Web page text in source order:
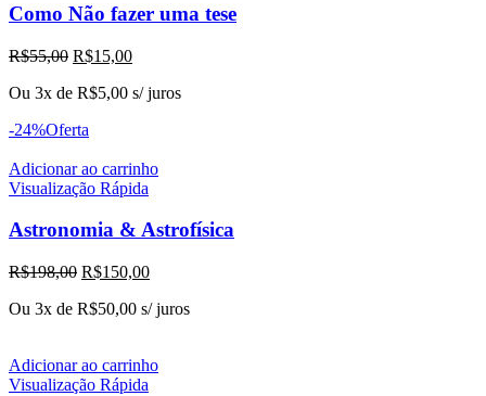
Como Não fazer uma tese
R$55,00 O
original
R$55,00.
R$15,00O
atual
Ou 3x de R$5,00 s/ juros
-24%Oferta
Adicionar ao carrinho
Visualização Rápida
Astronomia & Astrofísica
R$198,00 O
original
R$150,00O
atual
Ou 3x de R$50,00 s/ juros
Adicionar ao carrinho
Visualização Rápida